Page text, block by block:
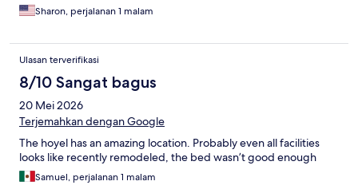
Sharon, perjalanan 1 malam
Ulasan terverifikasi
8/10 Sangat bagus
20 Mei 2026
Terjemahkan dengan Google
The hoyel has an amazing location. Probably even all facilities
looks like recently remodeled, the bed wasn’t good enough
Samuel, perjalanan 1 malam